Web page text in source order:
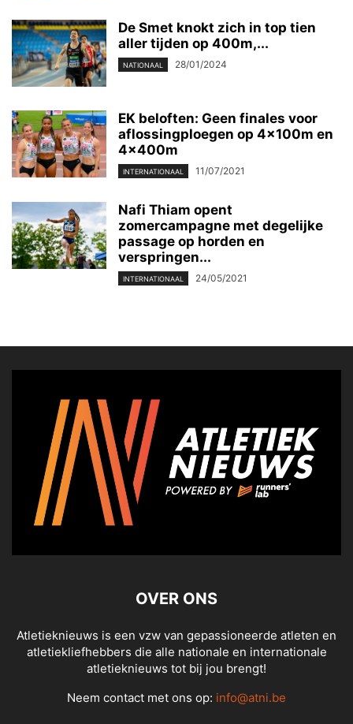
De Smet knokt zich in top tien
aller tijden op 400m,...
NATIONAAL 28/01/2024
EK beloften: Geen finales voor
aflossingploegen op 4x100m en
4x400m
INTERNATIONAAL 11/07/2021
Nafi Thiam opent
zomercampagne met degelijke
passage op horden en
verspringen...
INTERNATIONAAL 24/05/2021
OVER ONS
Atletieknieuws is een vzw van gepassioneerde atleten en
atletiekliefhebbers die alle nationale en internationale
atletieknieuws tot bij jou brengt!
Neem contact met ons op: info@atni.be